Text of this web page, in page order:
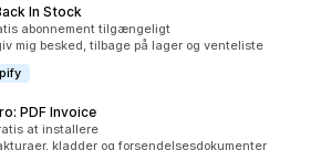
In Stock
i altabonnement tilgængeligt
mig besked, tilbage på lager og venteliste
PDF Invoice
i altat installere
kladder og forsendelsesdokumenter